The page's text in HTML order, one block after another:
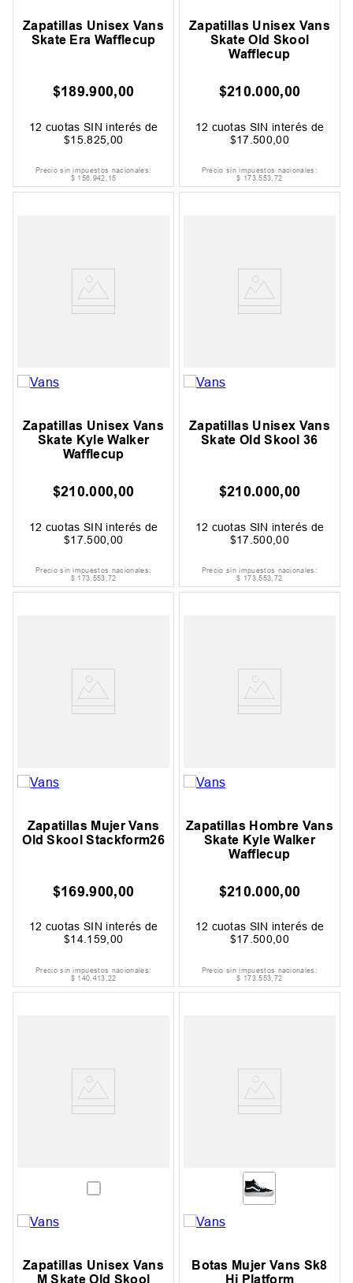
Zapatillas Unisex Vans
Skate Era Wafflecup
$189.900,00
12 cuotas SIN interés de
$15.825 00
Precio sin impuestos nacionales:
$ 156.942,15
Zapatillas Unisex Vans
Skate Old Skool
Wafflecup
$210.000,00
12 cuotas SIN interés de
$17 .500 ,00
Precio sin impuestos nacionales:
$ 173.553,72
Zapatillas Unisex Vans
Skate Kyle Walker
Wafflecup
$210.000,00
12 cuotas SIN interés de
$17.500 00
Precio sin impuestos nacionales:
$ 173.553,72
Zapatillas Unisex Vans
Skate Old Skool 36
$210.000,00
12 cuotas SIN interés de
$17 .500 ,00
Precio sin impuestos nacionales:
$ 173.553,72
Zapatillas Mujer Vans
Old Skool Stackform26
$169.900,00
12 cuotas SIN interés de
$14.159,00
Precio sin impuestos nacionales:
$ 140.413,22
Zapatillas Hombre Vans
Skate Kyle Walker
Wafflecup
$210.000,00
12 cuotas SIN interés de
$17.500,00
Precio sin impuestos nacionales:
$ 173.553,72
Zapatillas Unisex Vans
M Skate Old Skool
Botas Mujer Vans Sk8
Hi Platform